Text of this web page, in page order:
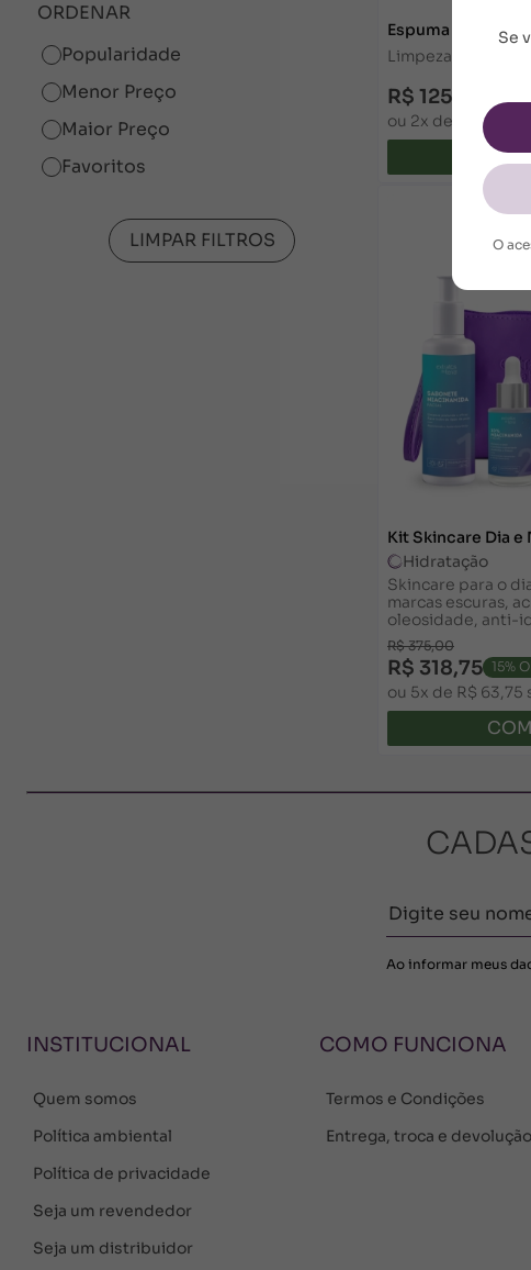
ORDENAR
Popularidade
Menor Preço
Maior Preço
Favoritos
LIMPAR FILTROS
Espuma
Limpeza Facial
R$ 125,00
ou 2x de R$ 62,50
Kit Skincare Dia
Hidratação
Skincare para o
marcas escuras,
oleosidade, anti-
Deixa a pele
R$ 375,00
R$ 318,75 15%
ou 5x de R$ 63,75
Ao informar meus
INSTITUCIONAL
Quem somos
Política ambiental
Política de privacidade
Seja um revendedor
Seja um distribuidor
COMO FUNCIONA
Termos e Condições
Entrega, troca e devolução
Se
O